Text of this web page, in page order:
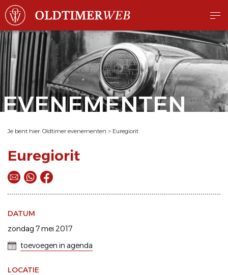
EVENEMENTEN
Je bent hier: Oldtimer evenementen > Euregiorit
Euregiorit
DATUM
zondag 7 mei 2017
toevoegen in agenda
LOCATIE